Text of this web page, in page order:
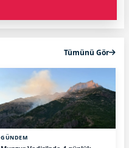
Tümünü Gör
GÜNDEM